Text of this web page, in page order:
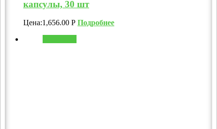
капсулы, 30 шт
Цена:1,656.00 Р Подробнее